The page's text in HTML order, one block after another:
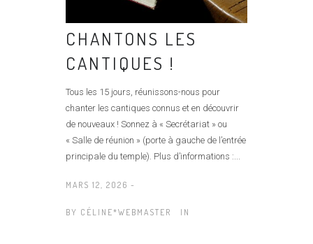
CHANTONS LES
CANTIQUES !
Tous les 15 jours, réunissons-nous pour
chanter les cantiques connus et en découvrir
de nouveaux ! Sonnez à « Secrétariat » ou
« Salle de réunion » (porte à gauche de l’entrée
principale du temple). Plus d’informations :...
MARS 12, 2026 -
BY CÉLINE*WEBMASTER IN